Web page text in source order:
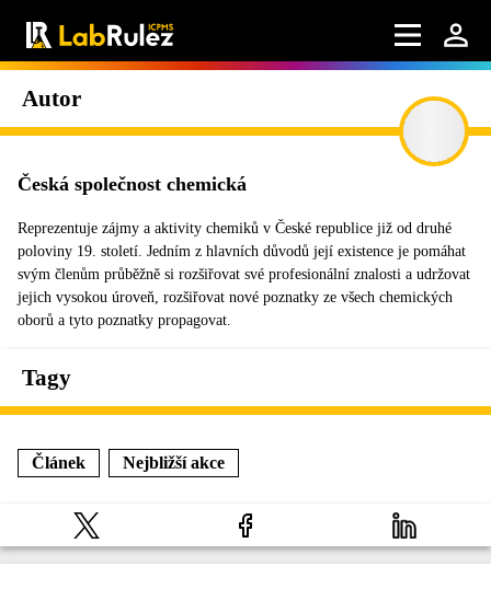
Autor
Česká společnost chemická
Reprezentuje zájmy a aktivity chemiků v České republice již od druhé
poloviny 19. století. Jedním z hlavních důvodů její existence je pomáhat
svým členům průběžně si rozšiřovat své profesionální znalosti a udržovat
jejich vysokou úroveň, rozšiřovat nové poznatky ze všech chemických
oborů a tyto poznatky propagovat.
Tagy
Článek Nejbližší akce